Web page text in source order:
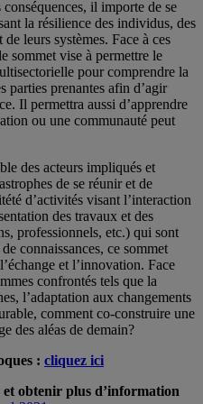
il importe de se
la résilience des individus, des
leurs systèmes. Face à ces
sommet vise à permettre le
pour comprendre la
parties prenantes afin d’agir
Il permettra aussi d’apprendre
ou une communauté peut
des acteurs impliqués et
de se réunir et de
d’activités visant l’interaction
des travaux et des
professionnels, etc.) qui sont
connaissances, ce sommet
et l’innovation. Face
confrontés tels que la
l’adaptation aux changements
comment co-construire une
des aléas de demain?
: cliquez ici
obtenir plus d’information